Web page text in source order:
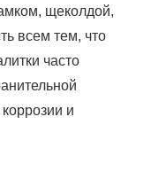
щеколдой,
всем тем, что
часто
и